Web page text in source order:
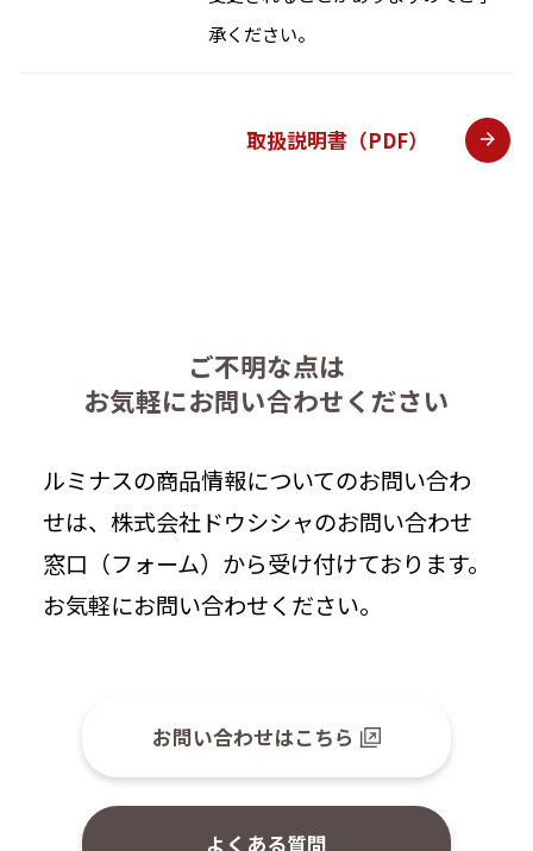
承ください。
取扱説明書（PDF）
ご不明な点は
お気軽にお問い合わせください
ルミナスの商品情報についてのお問い合わ
せは、株式会社ドウシシャのお問い合わせ
窓口（フォーム）から受け付けております。
お気軽にお問い合わせください。
お問い合わせはこちら
よくある質問